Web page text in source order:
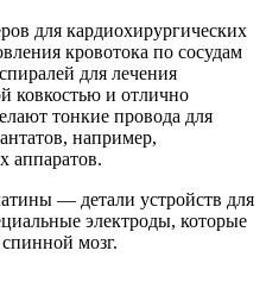
для кардиохирургических
кровотока по сосудам
для лечения
ковкостью и отлично
тонкие провода для
например,
аппаратов.
— детали устройств для
электроды, которые
мозг.